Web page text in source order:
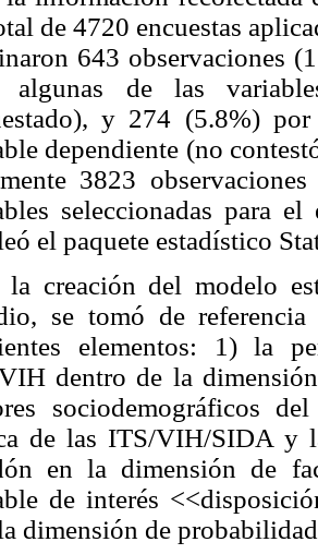
de 4720 encuestas
643 observaciones
algunas de las
y 274 (5.8%)
dependiente (no
3823
seleccionadas para
el paquete estadístico
la creación del modelo
se tomó de
elementos: 1) la
dentro de la
sociodemográficos
de las ITS/VIH/SIDA y
en la dimensión de
de interés
dimensión de